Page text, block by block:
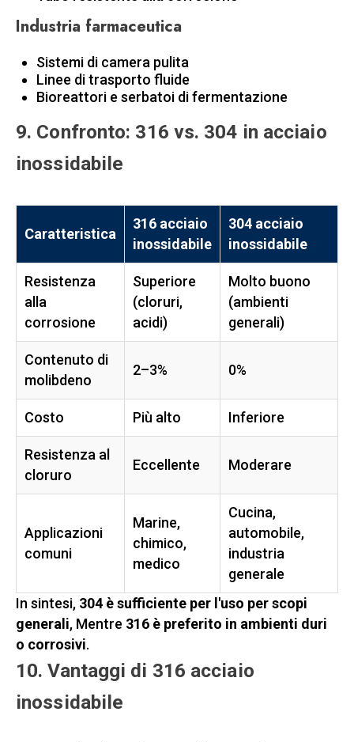
Industria farmaceutica
Sistemi di camera pulita
Linee di trasporto fluide
Bioreattori e serbatoi di fermentazione
9. Confronto: 316 vs. 304 in acciaio
inossidabile
Caratteristica
316 acciaio
inossidabile
304 acciaio
inossidabile
Resistenza
alla
corrosione
Superiore
(cloruri,
acidi)
Molto buono
(ambienti
generali)
Contenuto di
molibdeno
2–3% 0%
Costo Più alto Inferiore
Resistenza al
cloruro
Eccellente Moderare
Applicazioni
comuni
Marine,
chimico,
medico
Cucina,
automobile,
industria
generale
In sintesi, 304 è sufficiente per l'uso per scopi
generali, Mentre 316 è preferito in ambienti duri
o corrosivi.
10. Vantaggi di 316 acciaio
inossidabile